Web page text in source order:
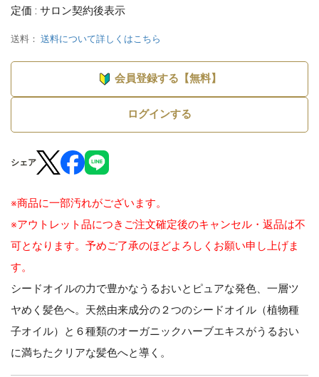
定価 : サロン契約後表示
送料： 送料について詳しくはこちら
会員登録する【無料】
ログインする
シェア
※商品に一部汚れがございます。
※アウトレット品につきご注文確定後のキャンセル・返品は不
可となります。予めご了承のほどよろしくお願い申し上げま
す。
シードオイルの力で豊かなうるおいとピュアな発色、一層ツ
ヤめく髪色へ。天然由来成分の２つのシードオイル（植物種
子オイル）と６種類のオーガニックハーブエキスがうるおい
に満ちたクリアな髪色へと導く。